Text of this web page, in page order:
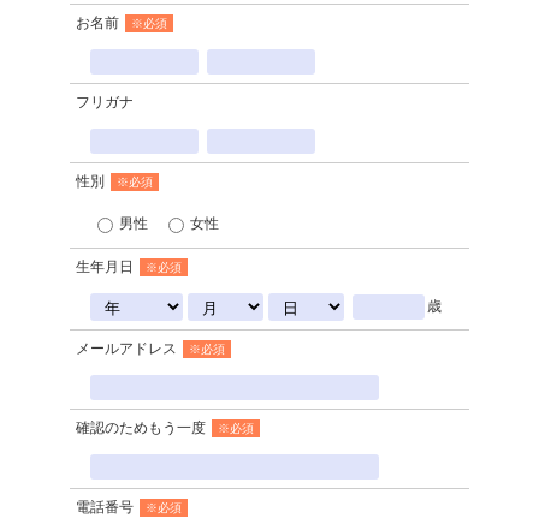
お名前 ※必須
フリガナ
性別 ※必須
男性 女性
生年月日 ※必須
歳
メールアドレス ※必須
確認のためもう一度 ※必須
電話番号 ※必須